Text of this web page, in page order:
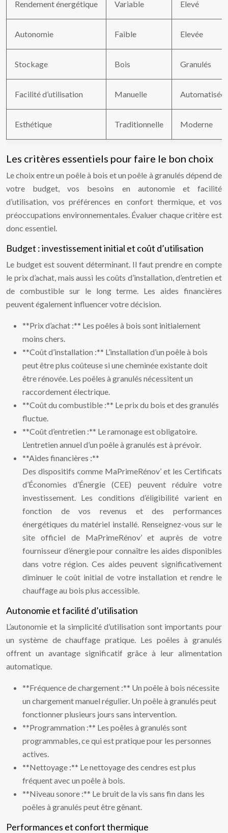
Rendement énergétique Variable Elevé
Autonomie Faible Elevée
Stockage Bois Granulés
Facilité d’utilisation Manuelle Automatisée
Esthétique Traditionnelle Moderne
Les critères essentiels pour faire le bon choix
Le choix entre un poêle à bois et un poêle à granulés dépend de
votre budget, vos besoins en autonomie et facilité
d’utilisation, vos préférences en confort thermique, et vos
préoccupations environnementales. Évaluer chaque critère est
donc essentiel.
Budget : investissement initial et coût d’utilisation
Le budget est souvent déterminant. Il faut prendre en compte
le prix d’achat, mais aussi les coûts d’installation, d’entretien et
de combustible sur le long terme. Les aides financières
peuvent également influencer votre décision.
**Prix d’achat :** Les poêles à bois sont initialement
moins chers.
**Coût d’installation :** L’installation d’un poêle à bois
peut être plus coûteuse si une cheminée existante doit
être rénovée. Les poêles à granulés nécessitent un
raccordement électrique.
**Coût du combustible :** Le prix du bois et des granulés
fluctue.
**Coût d’entretien :** Le ramonage est obligatoire.
L’entretien annuel d’un poêle à granulés est à prévoir.
**Aides financières :**
Des dispositifs comme MaPrimeRénov’ et les Certificats
d’Économies d’Énergie (CEE) peuvent réduire votre
investissement. Les conditions d’éligibilité varient en
fonction de vos revenus et des performances
énergétiques du matériel installé. Renseignez-vous sur le
site officiel de MaPrimeRénov’ et auprès de votre
fournisseur d’énergie pour connaître les aides disponibles
dans votre région. Ces aides peuvent significativement
diminuer le coût initial de votre installation et rendre le
chauffage au bois plus accessible.
Autonomie et facilité d’utilisation
L’autonomie et la simplicité d’utilisation sont importants pour
un système de chauffage pratique. Les poêles à granulés
offrent un avantage significatif grâce à leur alimentation
automatique.
**Fréquence de chargement :** Un poêle à bois nécessite
un chargement manuel régulier. Un poêle à granulés peut
fonctionner plusieurs jours sans intervention.
**Programmation :** Les poêles à granulés sont
programmables, ce qui est pratique pour les personnes
actives.
**Nettoyage :** Le nettoyage des cendres est plus
fréquent avec un poêle à bois.
**Niveau sonore :** Le bruit de la vis sans fin dans les
poêles à granulés peut être gênant.
Performances et confort thermique